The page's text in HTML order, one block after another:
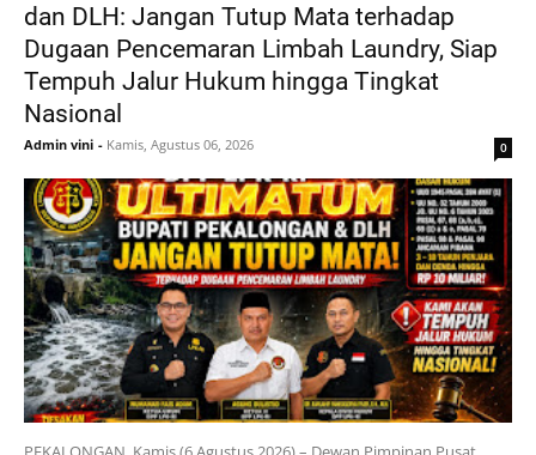
dan DLH: Jangan Tutup Mata terhadap
Dugaan Pencemaran Limbah Laundry, Siap
Tempuh Jalur Hukum hingga Tingkat
Nasional
Admin vini - Kamis, Agustus 06, 2026 0